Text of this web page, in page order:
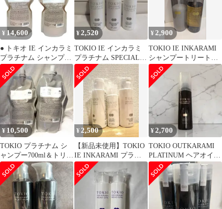
¥ 14,600
● トキオ IE インカラミ
プラチナム シャンプー
700ml + トリートメン
ト 700g セット シルバ
ー 詰め替え 美容室専売
美容室 美容院 サロン
専売 TOKIO Dr Jr
¥2,520
TOKIO IE インカラミ
プラチナム SPECIAL
CARE BOX
¥ 2,900
TOKIO IE INKARAMI
シャンプートリートメ
ントセット
¥ 10,500
TOKIO プラチナム シ
ャンプー700ml＆トリー
トメント700g
¥2,500
【新品未使用】TOKIO
IE INKARAMI プラチ
ナム
¥2,700
TOKIO OUTKARAMI
PLATINUM ヘアオイル
100ml